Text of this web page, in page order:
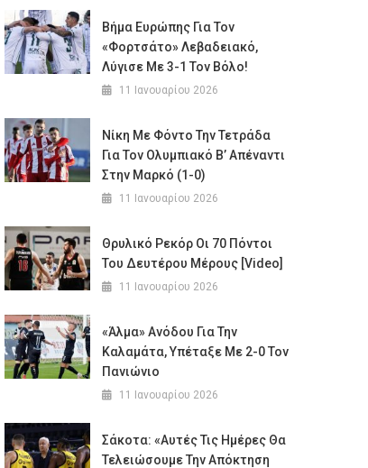
Βήμα Ευρώπης Για Τον
«φορτσάτο» Λεβαδειακό,
Λύγισε Με 3-1 Τον Βόλο!
11 Ιανουαρίου 2026
Νίκη Με Φόντο Την Τετράδα
Για Τον Ολυμπιακό Β’ Απέναντι
Στην Μαρκό (1-0)
11 Ιανουαρίου 2026
Θρυλικό Ρεκόρ Οι 70 Πόντοι
Του Δευτέρου Μέρους [Video]
11 Ιανουαρίου 2026
«Άλμα» Ανόδου Για Την
Καλαμάτα, Υπέταξε Με 2-0 Τον
Πανιώνιο
11 Ιανουαρίου 2026
Σάκοτα: «Αυτές Τις Ημέρες Θα
Τελειώσουμε Την Απόκτηση